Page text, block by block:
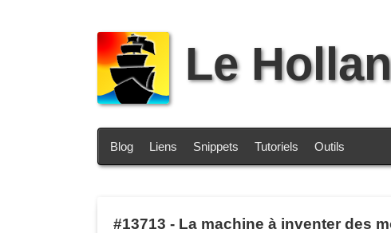
Le
Blog Liens Snippets Tutoriels Outils
#13713 - La machine à inventer des